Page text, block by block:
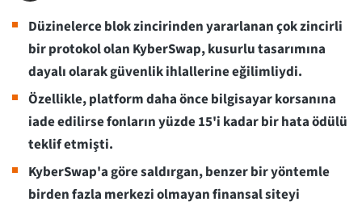
Düzinelerce blok zincirinden yararlanan çok zincirli
bir protokol olan KyberSwap, kusurlu tasarımına
dayalı olarak güvenlik ihlallerine eğilimliydi.
Özellikle, platform daha önce bilgisayar korsanına
iade edilirse fonların yüzde 15'i kadar bir hata ödülü
teklif etmişti.
KyberSwap'a göre saldırgan, benzer bir yöntemle
birden fazla merkezi olmayan finansal siteyi